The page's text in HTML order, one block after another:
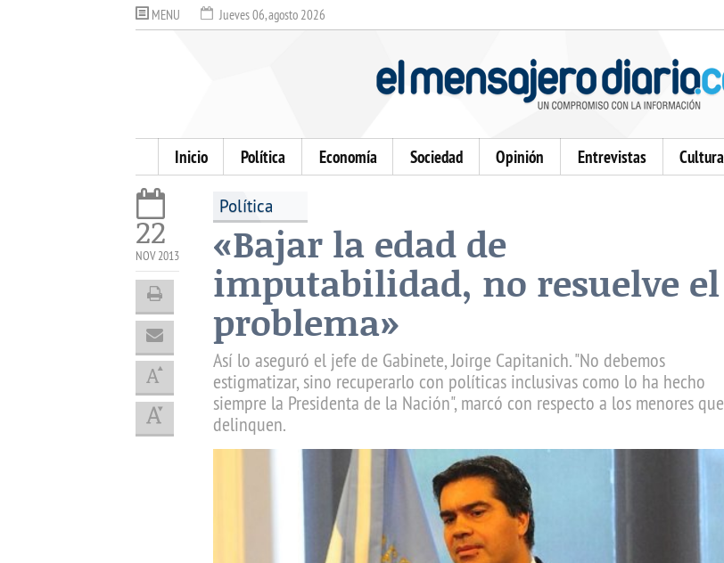
MENU Jueves 06, agosto 2026
Inicio Política Economía Sociedad Opinión Entrevistas Cultura
22
NOV 2013
Política
«Bajar la edad de
imputabilidad, no resuelve el
problema»
Así lo aseguró el jefe de Gabinete, Joirge Capitanich. "No debemos
estigmatizar, sino recuperarlo con políticas inclusivas como lo ha hecho
siempre la Presidenta de la Nación", marcó con respecto a los menores que
delinquen.